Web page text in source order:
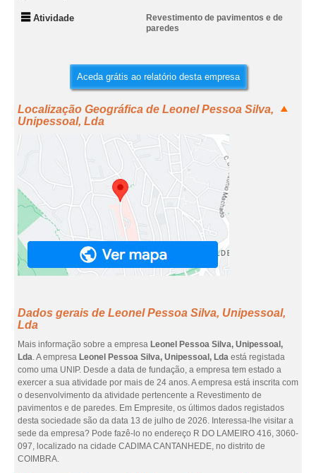
Atividade
Revestimento de pavimentos e de
paredes
Aceda grátis ao relatório desta empresa
Localização Geográfica de Leonel Pessoa Silva,
Unipessoal, Lda
Dados gerais de Leonel Pessoa Silva, Unipessoal,
Lda
Mais informação sobre a empresa Leonel Pessoa Silva, Unipessoal,
Lda. A empresa Leonel Pessoa Silva, Unipessoal, Lda está registada
como uma UNIP. Desde a data de fundação, a empresa tem estado a
exercer a sua atividade por mais de 24 anos. A empresa está inscrita com
o desenvolvimento da atividade pertencente a Revestimento de
pavimentos e de paredes. Em Empresite, os últimos dados registados
desta sociedade são da data 13 de julho de 2026. Interessa-lhe visitar a
sede da empresa? Pode fazê-lo no endereço R DO LAMEIRO 416, 3060-
097, localizado na cidade CADIMA CANTANHEDE, no distrito de
COIMBRA.